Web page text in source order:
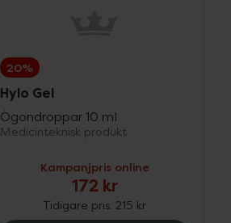
20%
Hylo Gel
Ögondroppar 10 ml
Medicinteknisk produkt
Kampanjpris online
172 kr
Tidigare pris: 215 kr